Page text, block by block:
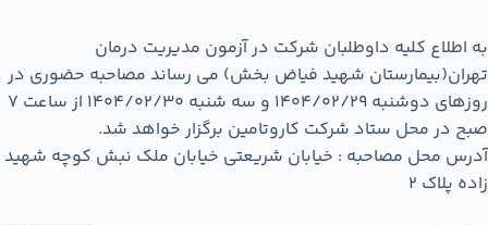
به اطلاع کلیه داوطلبان شرکت در آزمون مدیریت درمان
تهران(بیمارستان شهید فیاض بخش) می رساند مصاحبه حضوری در
روزهای دوشنبه 1404/02/29 و سه شنبه 1404/02/30 از ساعت 7
صبح در محل ستاد شرکت کاروتامین برگزار خواهد شد.
آدرس محل مصاحبه : خیابان شریعتی خیابان ملک نبش کوچه شهید
زاده پلاک 2